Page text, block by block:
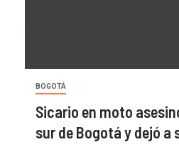
BOGOTÁ
Sicario en moto
sur de Bogotá y dejó a